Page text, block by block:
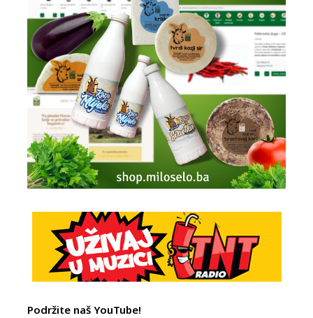
Podržite naš YouTube!